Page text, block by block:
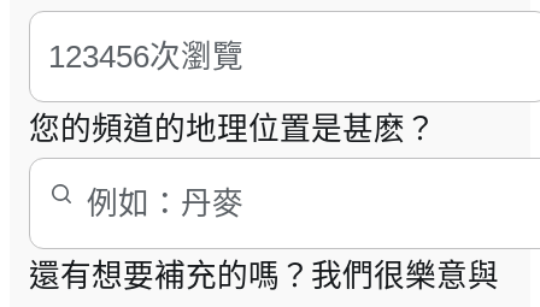
您的頻道的地理位置是甚麽？
還有想要補充的嗎？我們很樂意與